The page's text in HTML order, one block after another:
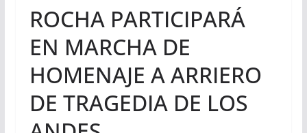
ROCHA PARTICIPARÁ
EN MARCHA DE
HOMENAJE A ARRIERO
DE TRAGEDIA DE LOS